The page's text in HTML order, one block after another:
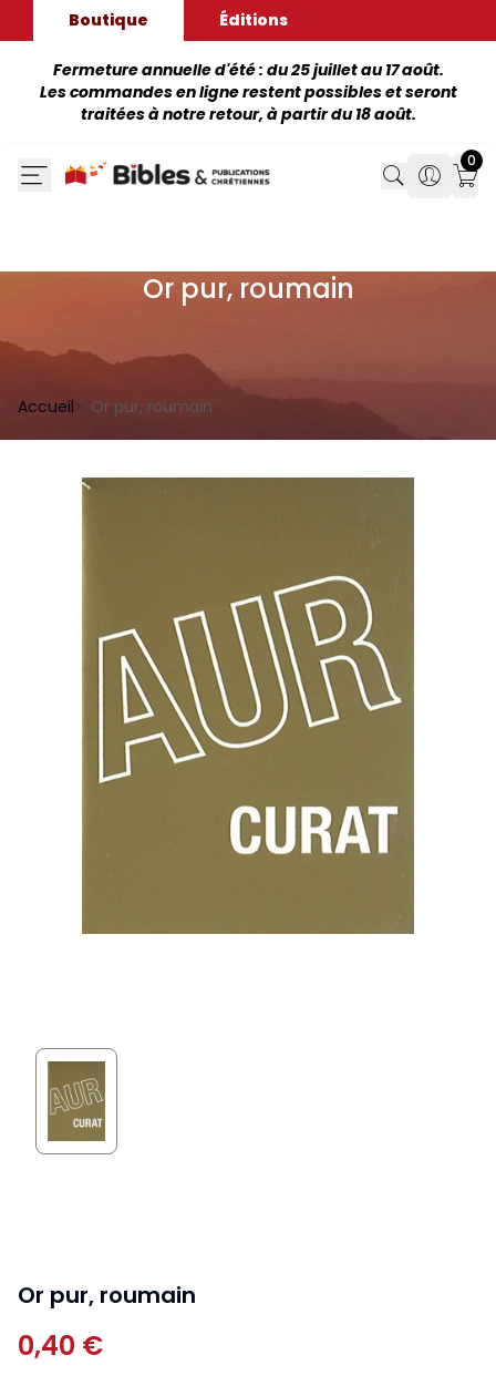
Boutique Éditions
Fermeture annuelle d'été : du 25 juillet au 17 août.
Les commandes en ligne restent possibles et seront
traitées à notre retour, à partir du 18 août.
Search
Search
0
Or pur, roumain
Accueil Or pur, roumain
Or pur, roumain
0,40 €